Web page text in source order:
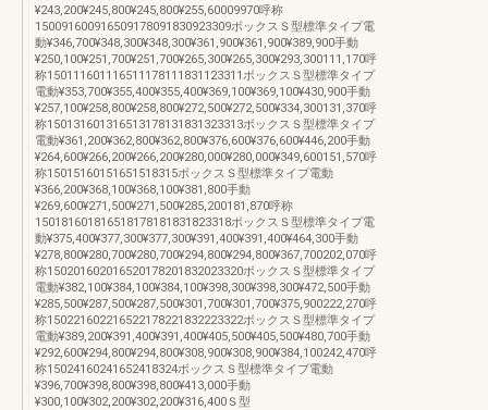
¥243,200¥245,800¥245,800¥255,60009970呼称
150091600916509178091830923309ボックスＳ型標準タイプ電
動¥346,700¥348,300¥348,300¥361,900¥361,900¥389,900手動
¥250,100¥251,700¥251,700¥265,300¥265,300¥293,300111,170呼
称150111601116511178111831123311ボックスＳ型標準タイプ
電動¥353,700¥355,400¥355,400¥369,100¥369,100¥430,900手動
¥257,100¥258,800¥258,800¥272,500¥272,500¥334,300131,370呼
称150131601316513178131831323313ボックスＳ型標準タイプ
電動¥361,200¥362,800¥362,800¥376,600¥376,600¥446,200手動
¥264,600¥266,200¥266,200¥280,000¥280,000¥349,600151,570呼
称15015160151651518315ボックスＳ型標準タイプ電動
¥366,200¥368,100¥368,100¥381,800手動
¥269,600¥271,500¥271,500¥285,200181,870呼称
150181601816518178181831823318ボックスＳ型標準タイプ電
動¥375,400¥377,300¥377,300¥391,400¥391,400¥464,300手動
¥278,800¥280,700¥280,700¥294,800¥294,800¥367,700202,070呼
称150201602016520178201832023320ボックスＳ型標準タイプ
電動¥382,100¥384,100¥384,100¥398,300¥398,300¥472,500手動
¥285,500¥287,500¥287,500¥301,700¥301,700¥375,900222,270呼
称150221602216522178221832223322ボックスＳ型標準タイプ
電動¥389,200¥391,400¥391,400¥405,500¥405,500¥480,700手動
¥292,600¥294,800¥294,800¥308,900¥308,900¥384,100242,470呼
称15024160241652418324ボックスＳ型標準タイプ電動
¥396,700¥398,800¥398,800¥413,000手動
¥300,100¥302,200¥302,200¥316,400Ｓ型